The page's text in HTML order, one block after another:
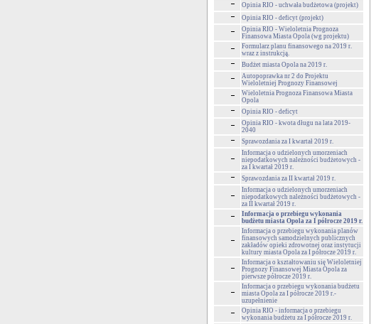
Opinia RIO - uchwała budżetowa (projekt)
Opinia RIO - deficyt (projekt)
Opinia RIO - Wieloletnia Prognoza
Finansowa Miasta Opola (wg projektu)
Formularz planu finansowego na 2019 r.
wraz z instrukcją.
Budżet miasta Opola na 2019 r.
Autopoprawka nr 2 do Projektu
Wieloletniej Prognozy Finansowej
Wieloletnia Prognoza Finansowa Miasta
Opola
Opinia RIO - deficyt
Opinia RIO - kwota długu na lata 2019-
2040
Sprawozdania za I kwartał 2019 r.
Informacja o udzielonych umorzeniach
niepodatkowych należności budżetowych -
za I kwartał 2019 r.
Sprawozdania za II kwartał 2019 r.
Informacja o udzielonych umorzeniach
niepodatkowych należności budżetowych -
za II kwartał 2019 r.
Informacja o przebiegu wykonania
budżetu miasta Opola za I półrocze 2019 r.
Informacja o przebiegu wykonania planów
finansowych samodzielnych publicznych
zakładów opieki zdrowotnej oraz instytucji
kultury miasta Opola za I półrocze 2019 r.
Informacja o kształtowaniu się Wieloletniej
Prognozy Finansowej Miasta Opola za
pierwsze półrocze 2019 r.
Informacja o przebiegu wykonania budżetu
miasta Opola za I półrocze 2019 r.-
uzupełnienie
Opinia RIO - informacja o przebiegu
wykonania budżetu za I półrocze 2019 r.